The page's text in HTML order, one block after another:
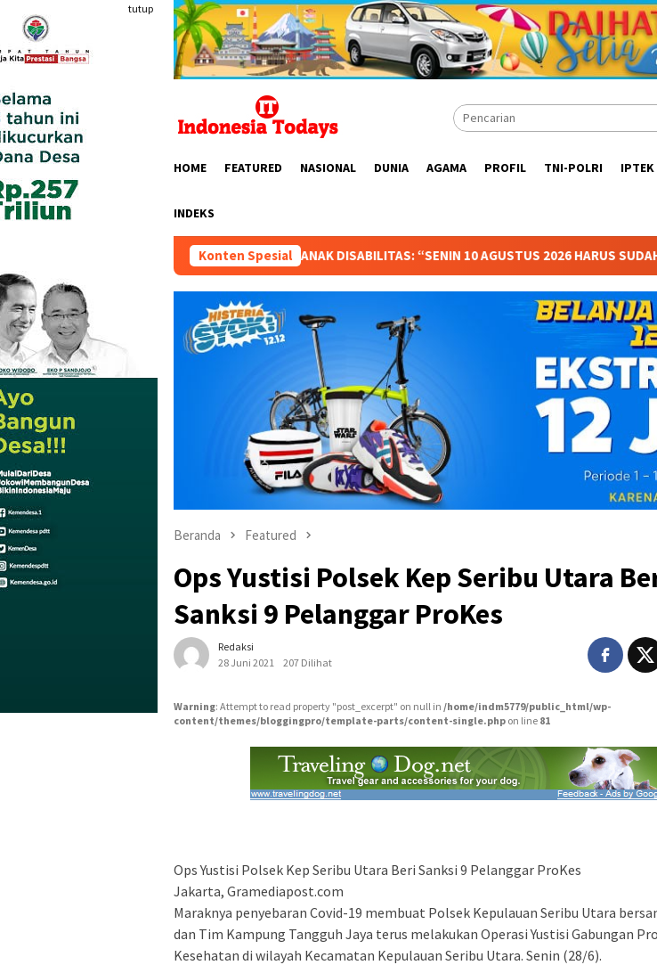
konten
tutup
HOME FEATURED NASIONAL DUNIA AGAMA PROFIL TNI-POLRI IPTEK
INDEKS
Konten Spesial
SEKOLAH TIGA ANAK DISABILITAS: “SENIN 10 AGUSTUS 2026 HARUS SUDAH BERSEKOLAH!
Beranda Featured
Ops Yustisi Polsek Kep Seribu Utara
Sanksi 9 Pelanggar ProKes
Redaksi
28 Juni 2021
207 Dilihat
Warning: Attempt to read property "post_excerpt" on null in /home/indm5779/public_html/wp-
content/themes/bloggingpro/template-parts/content-single.php on line 81
Ops Yustisi Polsek Kep Seribu Utara Beri Sanksi 9 Pelanggar ProKes
Jakarta, Gramediapost.com
Maraknya penyebaran Covid-19 membuat Polsek Kepulauan Seribu Utara
dan Tim Kampung Tangguh Jaya terus melakukan Operasi Yustisi Gabungan
Kesehatan di wilayah Kecamatan Kepulauan Seribu Utara. Senin (28/6).